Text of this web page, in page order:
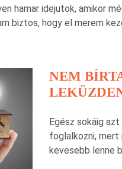
hamar idejutok, amikor
biztos, hogy el merem
NEM
Egész sokáig
foglalkozni, mert
kevesebb lenne